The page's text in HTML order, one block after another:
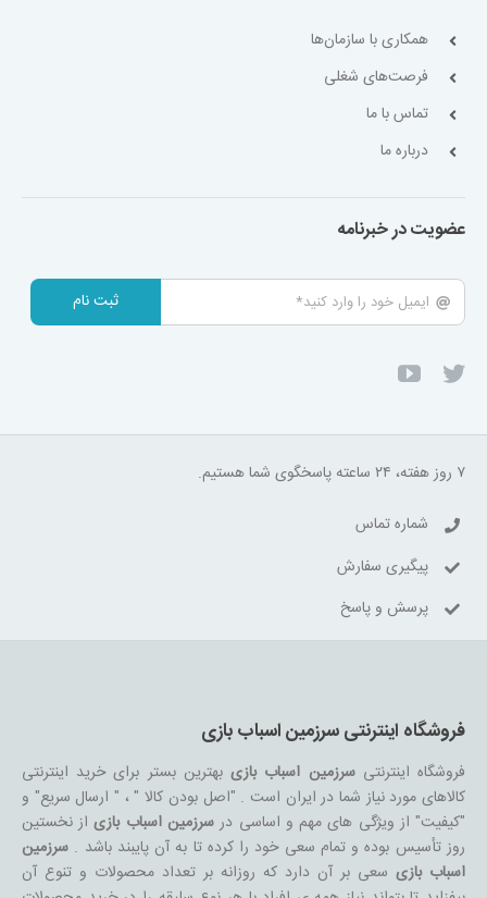
همکاری با سازمان‌ها
فرصت‌های شغلی
تماس با ما
درباره ما
عضویت در خبرنامه
ثبت نام
۷ روز هفته، ۲۴ ساعته پاسخگوی شما هستیم.
شماره تماس
پیگیری سفارش
پرسش و پاسخ
فروشگاه اینترنتی سرزمین اسباب بازی
فروشگاه اینترنتیسرزمین اسباب بازیبهترین بستر برای خرید اینترنتی
کالاهای مورد نیاز شما در ایران است . "اصل بودن کالا " ، " ارسال سریع" و
"کیفیت" از ویژگی های مهم و اساسی در سرزمین اسباب بازیاز نخستین
روز تأسیس بوده و تمام سعی خود را کرده تا به آن پایبند باشد .سرزمین
اسباب بازیسعی بر آن دارد که روزانه بر تعداد محصولات و تنوع آن